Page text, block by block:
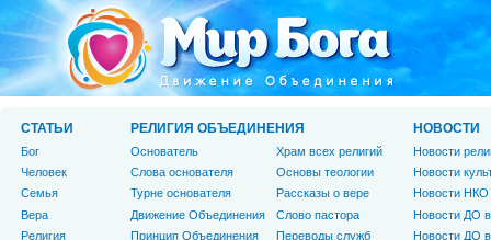
СТАТЬИ
Бог
Человек
Cемья
Вера
Религия
РЕЛИГИЯ ОБЪЕДИНЕНИЯ
Основатель
Слова основателя
Турне основателя
Движение Объединения
Принцип Объединения
Храм всех религий
Основы теологии
Рассказы о вере
Слово пастора
Переводы служб
НОВОСТИ
Новости
Новости
Новости НКО
Новости ДО
Новости ДО